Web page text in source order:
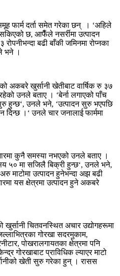
फार्म दर्ता समेत गरेका छन् । ‘अहिले
छ, आफैँले नसर्रीमा उत्पादन
बढी बाँकी जमिनमा रोप्नका
भने ।
अकबरे खुर्सानी खेतीबाट वार्षिक रु ३७
उनले बताए । ‘बेर्ना लगाएको पाँच
हुन्छ‘,उनले भने, ‘उत्पादन सुरु भएपछि
दिन्छ । ‘उनले चार जनालाई फार्ममा
कुनै समस्या नभएको उनले बताए ।
५० मा सजिलै बिक्री हुन्छ‘,उनले भने,
अरु माटोमा उत्पादन हुनेभन्दा अझ बढी
यस क्षेत्रमा उत्पादन हुने अकबरे
चितवनस्थित अचार उद्योगहरूमा
गोरखा सदरमुकाम,
,पोखरालगायतका क्षेत्रमा पनि
गोरखाबाट प्राविधिक ल्याएर माटो
खेती सुरु गरेका हुन् । रासस